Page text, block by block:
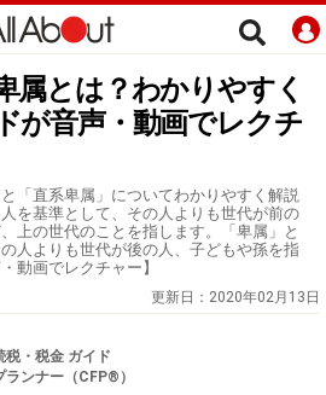
属とは？わかりやすく
が音声・動画でレクチ
「直系卑属」についてわかりやすく解説
を基準として、その人よりも世代が前の
上の世代のことを指します。「卑属」と
人よりも世代が後の人、子どもや孫を指
動画でレクチャー】
更新日： 2020年02月13日
税・税金 ガイド
ンナー（CFP®）